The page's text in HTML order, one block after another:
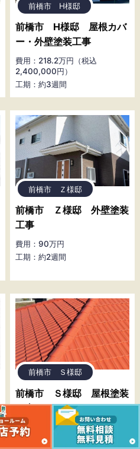
前橋市 H様邸
前橋市 H様邸 屋根カバ
ー・外壁塗装工事
費用：218.2万円（税込
2,400,000円）
工期：約3週間
前橋市 Ｚ様邸
前橋市 Ｚ様邸 外壁塗装
工事
費用：90万円
工期：約2週間
前橋市 Ｓ様邸
前橋市 Ｓ様邸 屋根塗装
工事
費用：100万円
工期：約1週間